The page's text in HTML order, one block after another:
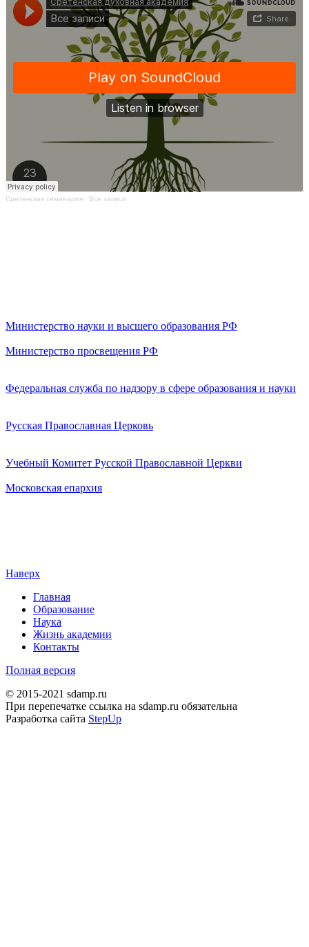
Сретенская семинария · Все записи
Министерство науки и высшего образования РФ
Министерство просвещения РФ
Федеральная служба по надзору в сфере образования и науки
Русская Православная Церковь
Учебный Комитет Русской Православной Церкви
Московская епархия
Наверх
Главная
Образование
Наука
Жизнь академии
Контакты
Полная версия
© 2015-2021 sdamp.ru
При перепечатке ссылка на sdamp.ru обязательна
Разработка сайта StepUp